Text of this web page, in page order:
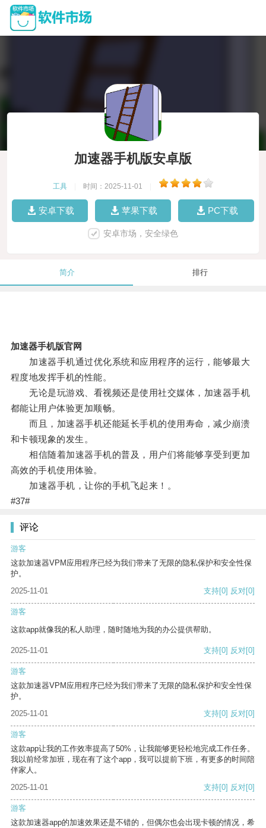
加速器手机版安卓版
工具 时间：2025-11-01
安卓下载 苹果下载 PC下载
安卓市场，安全绿色
简介 排行
加速器手机版官网
加速器手机通过优化系统和应用程序的运行，能够最大
程度地发挥手机的性能。
无论是玩游戏、看视频还是使用社交媒体，加速器手机
都能让用户体验更加顺畅。
而且，加速器手机还能延长手机的使用寿命，减少崩溃
和卡顿现象的发生。
相信随着加速器手机的普及，用户们将能够享受到更加
高效的手机使用体验。
加速器手机，让你的手机飞起来！。
#37#
评论
游客
这款加速器VPM应用程序已经为我们带来了无限的隐私保护和安全性保
护。
2025-11-01
支持[0] 反对[0]
游客
这款app就像我的私人助理，随时随地为我的办公提供帮助。
2025-11-01 支持[0] 反对[0]
游客
这款加速器VPM应用程序已经为我们带来了无限的隐私保护和安全性保
护。
2025-11-01
支持[0] 反对[0]
游客
这款app让我的工作效率提高了50%，让我能够更轻松地完成工作任务。
我以前经常加班，现在有了这个app，我可以提前下班，有更多的时间陪
伴家人。
2025-11-01
支持[0] 反对[0]
游客
这款加速器app的加速效果还是不错的，但偶尔也会出现卡顿的情况，希